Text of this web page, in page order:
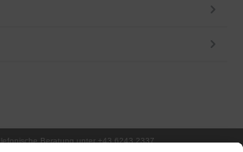
Beratung unter +43 6243 2337